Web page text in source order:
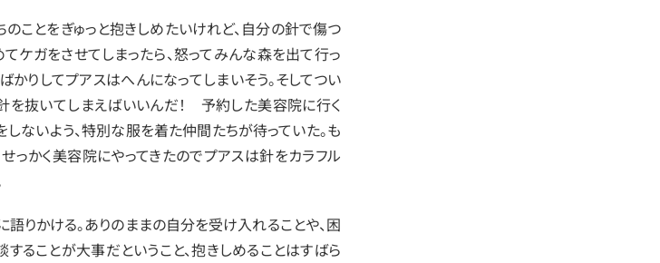
ことをぎゅっと抱きしめたいけれど、自分の針で傷つ
ケガをさせてしまったら、怒ってみんな森を出て行っ
りしてプアスはへんになってしまいそう。そしてつい
を抜いてしまえばいいんだ！　予約した美容院に行く
しないよう、特別な服を着た仲間たちが待っていた。も
っかく美容院にやってきたのでプアスは針をカラフル
語りかける。ありのままの自分を受け入れることや、困
ることが大事だということ、抱きしめることはすばら